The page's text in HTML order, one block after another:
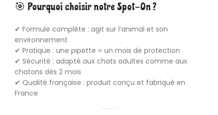
🎯 Pourquoi choisir notre Spot-On ?
✔ Formule complète : agit sur l’animal et son
environnement
✔ Pratique : une pipette = un mois de protection
✔ Sécurité : adapté aux chats adultes comme aux
chatons dès 2 mois
✔ Qualité française : produit conçu et fabriqué en
France